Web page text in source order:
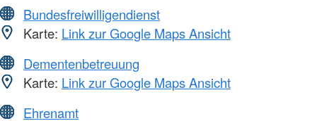
Bundesfreiwilligendienst
Karte: Link zur Google Maps Ansicht
Dementenbetreuung
Karte: Link zur Google Maps Ansicht
Ehrenamt